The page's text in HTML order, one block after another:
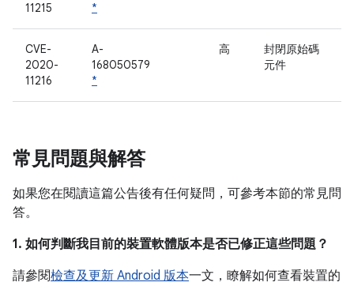
11215 *
CVE-
2020-
11216
A-
168050579
*
高
封閉原始碼
元件
常見問題與解答
如果您在閱讀這篇公告後有任何疑問，可參考本節的常見問
答。
1. 如何判斷我目前的裝置軟體版本是否已修正這些問題？
請參閱檢查及更新 Android 版本一文，瞭解如何查看裝置的